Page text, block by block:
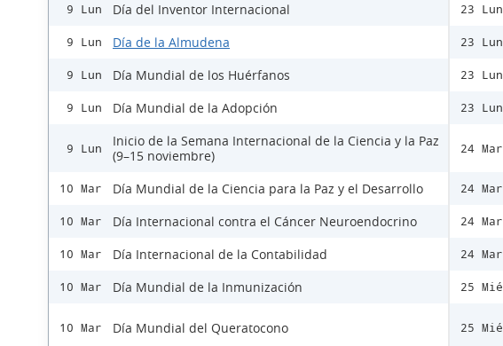
9 Lun Día del Inventor Internacional
9 Lun Día de la Almudena
9 Lun Día Mundial de los Huérfanos
9 Lun Día Mundial de la Adopción
9 Lun
Inicio de la Semana Internacional de la Ciencia y la Paz
(9–15 noviembre)
10 Mar Día Mundial de la Ciencia para la Paz y el Desarrollo
10 Mar Día Internacional contra el Cáncer Neuroendocrino
10 Mar Día Internacional de la Contabilidad
10 Mar Día Mundial de la Inmunización
10 Mar Día Mundial del Queratocono
23 Lun
23 Lun
23 Lun
23 Lun
24 Mar
24 Mar
24 Mar
24 Mar
25 Mié
25 Mié